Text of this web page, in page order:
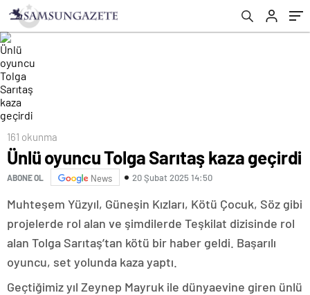
161 okunma
Ünlü oyuncu Tolga Sarıtaş kaza geçirdi
ABONE OL News 20 Şubat 2025 14:50
Muhteşem Yüzyıl, Güneşin Kızları, Kötü Çocuk, Söz gibi
projelerde rol alan ve şimdilerde Teşkilat dizisinde rol
alan Tolga Sarıtaş’tan kötü bir haber geldi. Başarılı
oyuncu, set yolunda kaza yaptı.
Geçtiğimiz yıl Zeynep Mayruk ile dünyaevine giren ünlü